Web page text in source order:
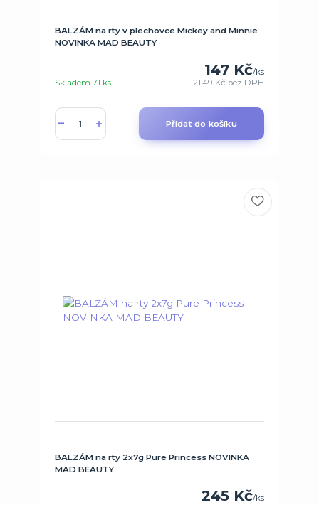
BALZÁM na rty v plechovce Mickey and Minnie
NOVINKA MAD BEAUTY
147 Kč/ks
121,49 Kč bez DPH
Skladem 71 ks
Přidat do košíku
BALZÁM na rty 2x7g Pure Princess NOVINKA
MAD BEAUTY
245 Kč/ks